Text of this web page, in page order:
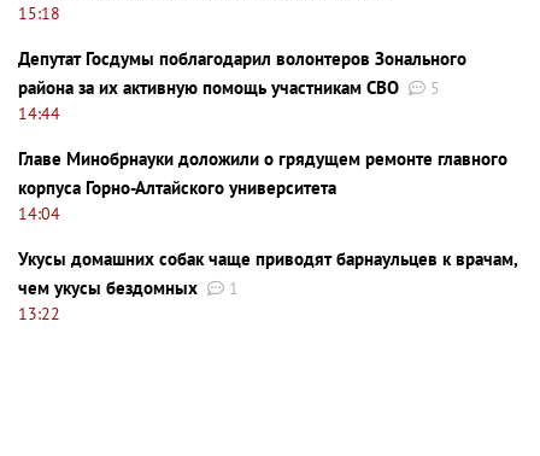
15:18
Депутат Госдумы поблагодарил волонтеров Зонального
района за их активную помощь участникам СВО
5
14:44
Главе Минобрнауки доложили о грядущем ремонте главного
корпуса Горно-Алтайского университета
14:04
Укусы домашних собак чаще приводят барнаульцев к врачам,
чем укусы бездомных
1
13:22